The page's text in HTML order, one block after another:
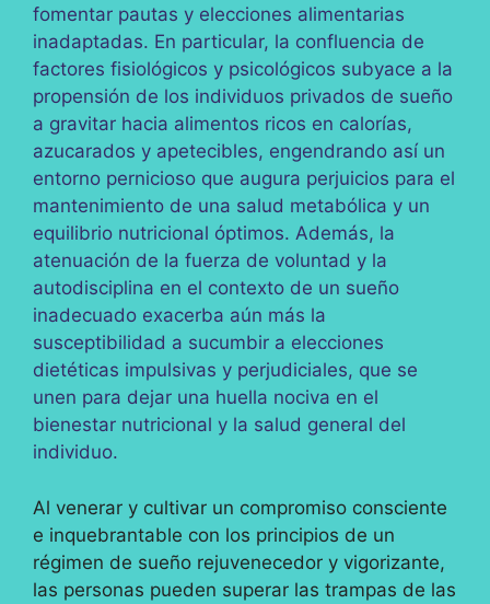
fomentar pautas y elecciones alimentarias
inadaptadas. En particular, la confluencia de
factores fisiológicos y psicológicos subyace a la
propensión de los individuos privados de sueño
a gravitar hacia alimentos ricos en calorías,
azucarados y apetecibles, engendrando así un
entorno pernicioso que augura perjuicios para el
mantenimiento de una salud metabólica y un
equilibrio nutricional óptimos. Además, la
atenuación de la fuerza de voluntad y la
autodisciplina en el contexto de un sueño
inadecuado exacerba aún más la
susceptibilidad a sucumbir a elecciones
dietéticas impulsivas y perjudiciales, que se
unen para dejar una huella nociva en el
bienestar nutricional y la salud general del
individuo.
Al venerar y cultivar un compromiso consciente
e inquebrantable con los principios de un
régimen de sueño rejuvenecedor y vigorizante,
las personas pueden superar las trampas de las